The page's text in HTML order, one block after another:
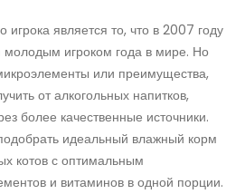
игрока является то, что в 2007 году
игроком года в мире. Но
или преимущества,
от алкогольных напитков,
более качественные источники.
идеальный влажный корм
котов с оптимальным
и витаминов в одной порции.